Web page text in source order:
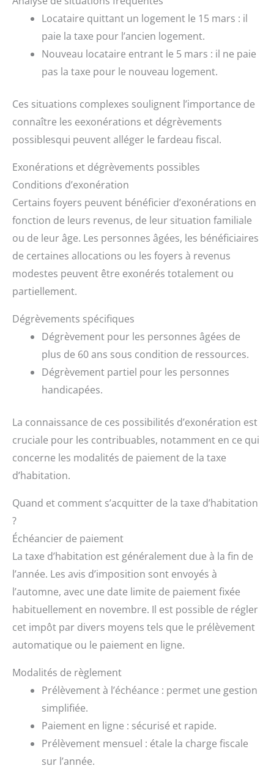
Locataire quittant un logement le 15 mars : il
paie la taxe pour l’ancien logement.
Nouveau locataire entrant le 5 mars : il ne paie
pas la taxe pour le nouveau logement.
Ces situations complexes soulignent l’importance de
connaître les eexonérations et dégrèvements
possiblesqui peuvent alléger le fardeau fiscal.
Exonérations et dégrèvements possibles
Conditions d’exonération
Certains foyers peuvent bénéficier d’exonérations en
fonction de leurs revenus, de leur situation familiale
ou de leur âge. Les personnes âgées, les bénéficiaires
de certaines allocations ou les foyers à revenus
modestes peuvent être exonérés totalement ou
partiellement.
Dégrèvements spécifiques
Dégrèvement pour les personnes âgées de
plus de 60 ans sous condition de ressources.
Dégrèvement partiel pour les personnes
handicapées.
La connaissance de ces possibilités d’exonération est
cruciale pour les contribuables, notamment en ce qui
concerne les modalités de paiement de la taxe
d’habitation.
Quand et comment s’acquitter de la taxe d’habitation
?
Échéancier de paiement
La taxe d’habitation est généralement due à la fin de
l’année. Les avis d’imposition sont envoyés à
l’automne, avec une date limite de paiement fixée
habituellement en novembre. Il est possible de régler
cet impôt par divers moyens tels que le prélèvement
automatique ou le paiement en ligne.
Modalités de règlement
Prélèvement à l’échéance : permet une gestion
simplifiée.
Paiement en ligne : sécurisé et rapide.
Prélèvement mensuel : étale la charge fiscale
sur l’année.